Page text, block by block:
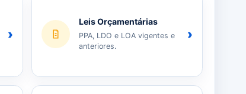
›
Leis Orçamentárias
PPA, LDO e LOA vigentes e
anteriores.
›